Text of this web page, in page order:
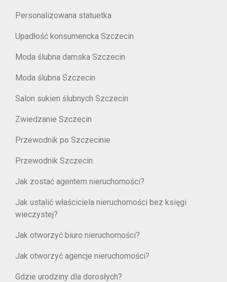
Personalizowana statuetka
Upadłość konsumencka Szczecin
Moda ślubna damska Szczecin
Moda ślubna Szczecin
Salon sukien ślubnych Szczecin
Zwiedzanie Szczecin
Przewodnik po Szczecinie
Przewodnik Szczecin
Jak zostać agentem nieruchomości?
Jak ustalić właściciela nieruchomości bez księgi
wieczystej?
Jak otworzyć biuro nieruchomości?
Jak otworzyć agencje nieruchomości?
Gdzie urodziny dla dorosłych?